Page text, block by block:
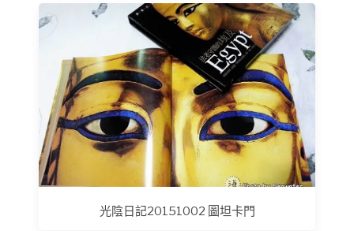
光陰日記20151002 圖坦卡門‬